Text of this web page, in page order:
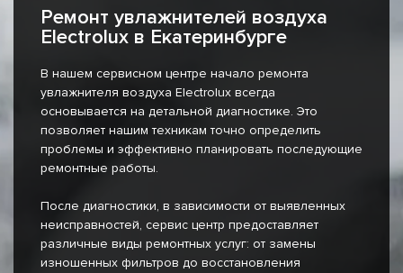
Ремонт увлажнителей воздуха
Electrolux в Екатеринбурге
В нашем сервисном центре начало ремонта
увлажнителя воздуха Electrolux всегда
основывается на детальной диагностике. Это
позволяет нашим техникам точно определить
проблемы и эффективно планировать последующие
ремонтные работы.
После диагностики, в зависимости от выявленных
неисправностей, сервис центр предоставляет
различные виды ремонтных услуг: от замены
изношенных фильтров до восстановления